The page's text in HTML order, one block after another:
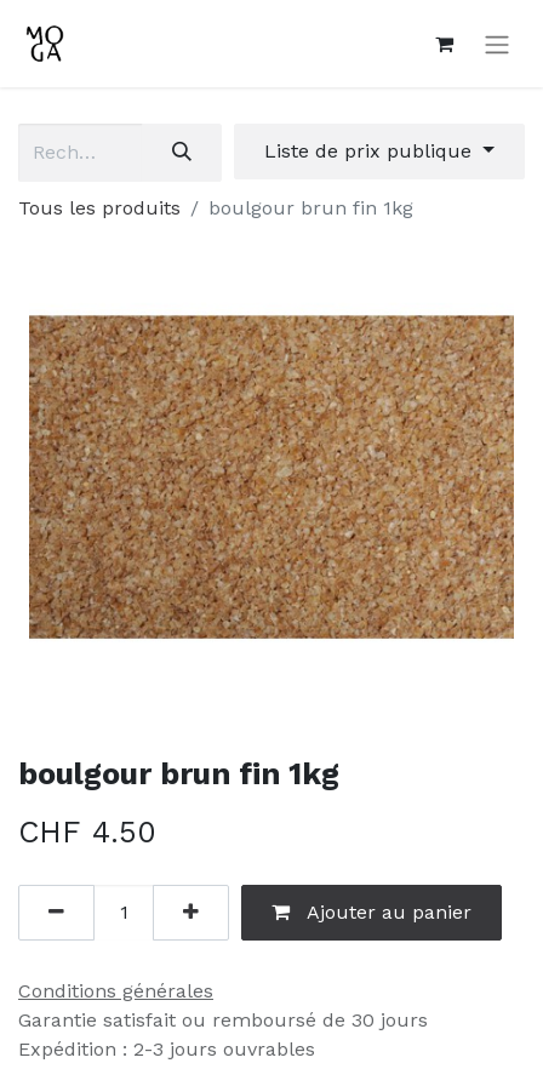
Liste de prix publique
Tous les produits boulgour brun fin 1kg
boulgour brun fin 1kg
CHF 4.50
Ajouter au panier
Conditions générales
Garantie satisfait ou remboursé de 30 jours
Expédition : 2-3 jours ouvrables